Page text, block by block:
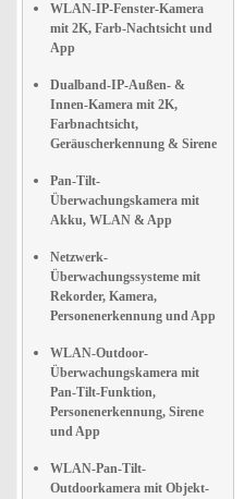
WLAN-IP-Fenster-Kamera
mit 2K, Farb-Nachtsicht und
App
Dualband-IP-Außen- &
Innen-Kamera mit 2K,
Farbnachtsicht,
Geräuscherkennung & Sirene
Pan-Tilt-
Überwachungskamera mit
Akku, WLAN & App
Netzwerk-
Überwachungssysteme mit
Rekorder, Kamera,
Personenerkennung und App
WLAN-Outdoor-
Überwachungskamera mit
Pan-Tilt-Funktion,
Personenerkennung, Sirene
und App
WLAN-Pan-Tilt-
Outdoorkamera mit Objekt-